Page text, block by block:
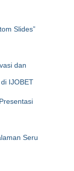
Slides”
dan
IJOBET
Seru